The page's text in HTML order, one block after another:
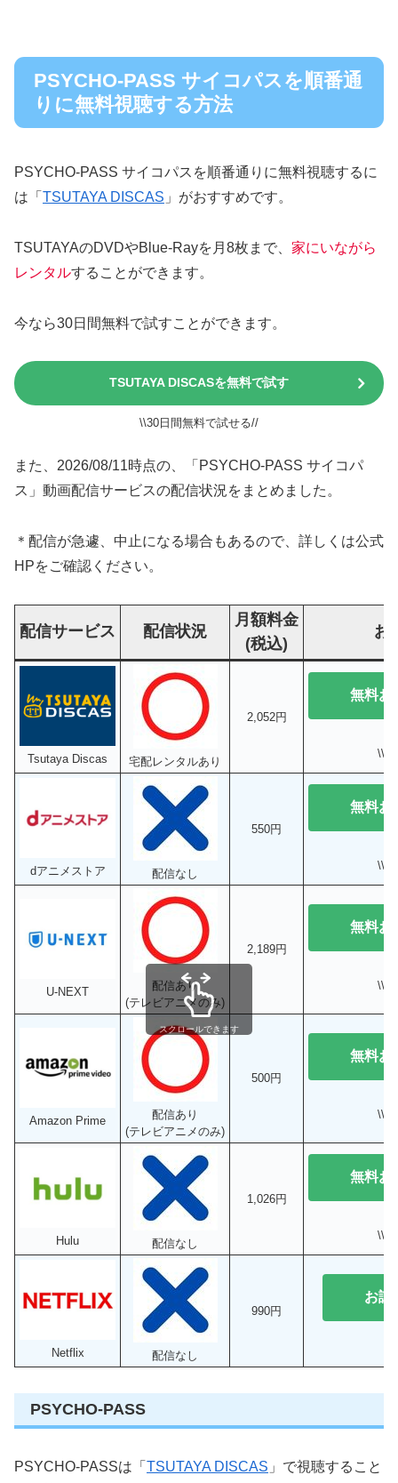
PSYCHO-PASS サイコパスを順番通
りに無料視聴する方法
PSYCHO-PASS サイコパスを順番通りに無料視聴するに
は「 TSUTAYA DISCAS 」がおすすめです。
TSUTAYAのDVDやBlue-Rayを月8枚まで、 家にいながら
レンタルすることができます。
今なら30日間無料で試すことができます。
TSUTAYA DISCASを無料で試す
\\30日間無料で試せる//
また、2026/08/11時点の、「PSYCHO-PASS サイコパ
ス」動画配信サービスの配信状況をまとめました。
＊配信が急遽、中止になる場合もあるので、詳しくは公式
HPをご確認ください。
配信サービス 配信状況
月額料金
(税込)
お
Tsutaya Discas 宅配レンタルあり
2,052円
無料お
dアニメストア 配信なし
550円
無料お
U-NEXT
配信あり
(テレビアニメのみ)
2,189円
無料お
Amazon Prime
配信あり
(テレビアニメのみ)
500円
無料お
Hulu 配信なし
1,026円
無料お
Netflix 配信なし
990円
お試
スクロールできます
PSYCHO-PASS
PSYCHO-PASSは「 TSUTAYA DISCAS 」で視聴すること